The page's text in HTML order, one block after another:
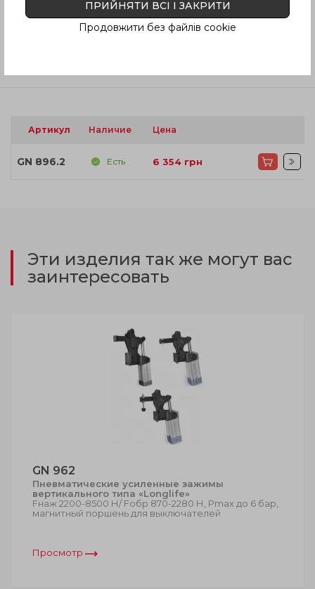
Инструкция (pdf.)
Артикул Наличие Цена
GN 896.2 Есть 6 354 грн
Эти изделия так же могут вас
заинтересовать
GN 962
Пневматические усиленные зажимы
вертикального типа «Longlife»
Fнаж 2200-8500 Н/ Fобр 870-2280 Н, Рmax до 6 бар,
магнитный поршень для выключателей
Просмотр
ПРИЙНЯТИ ВСІ І ЗАКРИТИ
Продовжити без файлів cookie